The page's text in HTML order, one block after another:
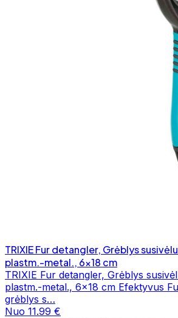
TRIXIE Fur detangler, Grėblys
plastm.-metal., 6x18 cm
TRIXIE Fur detangler, Grėblys
plastm.-metal., 6x18 cm Efektyvus
grėblys s…
Nuo 11.99 €